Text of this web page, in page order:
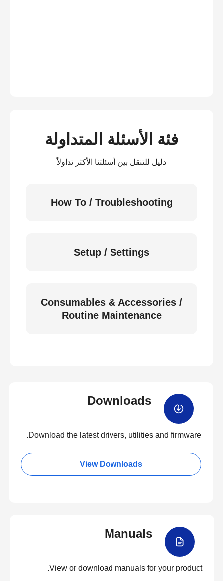
فئة الأسئلة المتداولة
دليل للتنقل بين أسئلتنا الأكثر تداولاً
How To / Troubleshooting
Setup / Settings
Consumables & Accessories /
Routine Maintenance
Downloads
Download the latest drivers, utilities and firmware.
View Downloads
Manuals
View or download manuals for your product.